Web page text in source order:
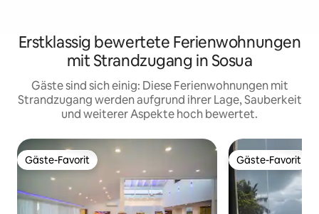
Erstklassig bewertete Ferienwohnungen
mit Strandzugang in Sosua
Gäste sind sich einig: Diese Ferienwohnungen mit
Strandzugang werden aufgrund ihrer Lage, Sauberkeit
und weiterer Aspekte hoch bewertet.
Gäste-Favorit
Gäste-Favorit Gäste-Favorit
Gäste-Favorit